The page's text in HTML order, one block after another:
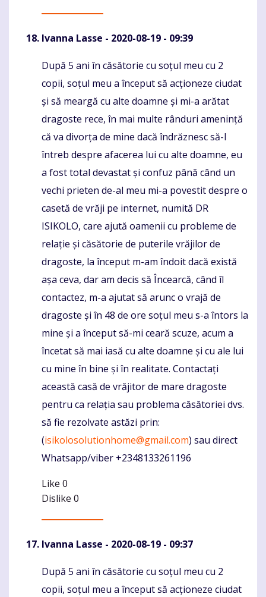
Ivanna Lasse - 2020-08-19 - 09:39
Komentaras
După 5 ani în căsătorie cu soțul meu cu 2
copii, soțul meu a început să acționeze ciudat
și să meargă cu alte doamne și mi-a arătat
dragoste rece, în mai multe rânduri amenință
că va divorța de mine dacă îndrăznesc să-l
întreb despre afacerea lui cu alte doamne, eu
a fost total devastat și confuz până când un
vechi prieten de-al meu mi-a povestit despre o
casetă de vrăji pe internet, numită DR
ISIKOLO, care ajută oamenii cu probleme de
relație și căsătorie de puterile vrăjilor de
dragoste, la început m-am îndoit dacă există
așa ceva, dar am decis să Încearcă, când îl
contactez, m-a ajutat să arunc o vrajă de
dragoste și în 48 de ore soțul meu s-a întors la
mine și a început să-mi ceară scuze, acum a
încetat să mai iasă cu alte doamne și cu ale lui
cu mine în bine și în realitate. Contactați
această casă de vrăjitor de mare dragoste
pentru ca relația sau problema căsătoriei dvs.
să fie rezolvate astăzi prin:
(isikolosolutionhome@gmail.com) sau direct
Whatsapp/viber +2348133261196
Like 0
Dislike 0
Ivanna Lasse - 2020-08-19 - 09:37
Komentaras
După 5 ani în căsătorie cu soțul meu cu 2
copii, soțul meu a început să acționeze ciudat